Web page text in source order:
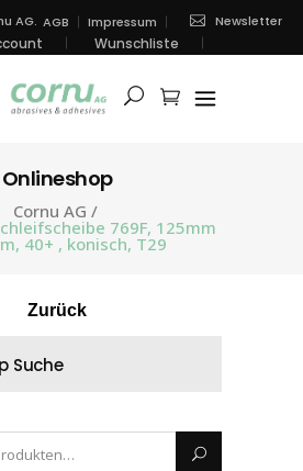
AG. AGB Impressum Newsletter
Wunschliste
Onlineshop
Cornu AG /
769F, 125mm
40+ , konisch, T29
Zurück
Suche